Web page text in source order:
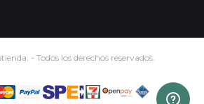
- Todos los derechos reservados.